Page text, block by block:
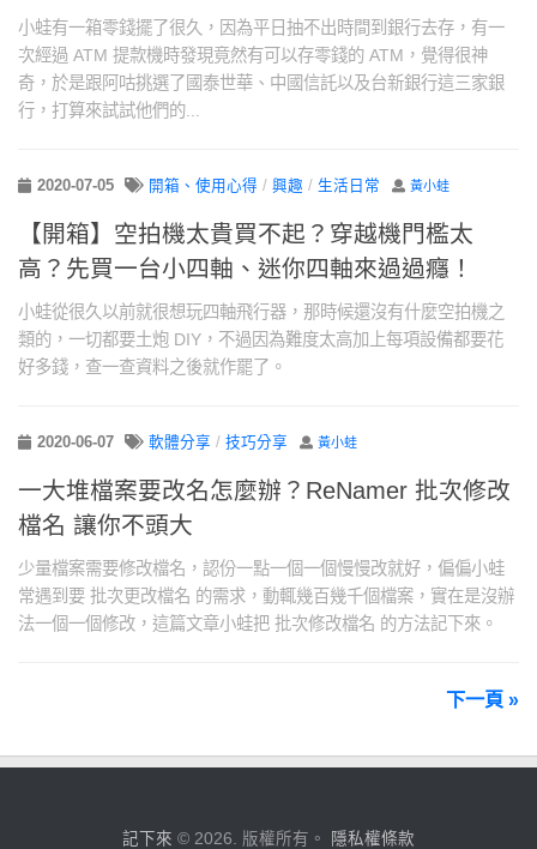
小蛙有一箱零錢擺了很久，因為平日抽不出時間到銀行去存，有一
次經過 ATM 提款機時發現竟然有可以存零錢的 ATM，覺得很神
奇，於是跟阿咕挑選了國泰世華、中國信託以及台新銀行這三家銀
行，打算來試試他們的...
2020-07-05 開箱、使用心得 / 興趣 / 生活日常 黃小蛙
【開箱】空拍機太貴買不起？穿越機門檻太
高？先買一台小四軸、迷你四軸來過過癮！
小蛙從很久以前就很想玩四軸飛行器，那時候還沒有什麼空拍機之
類的，一切都要土炮 DIY，不過因為難度太高加上每項設備都要花
好多錢，查一查資料之後就作罷了。
2020-06-07 軟體分享 / 技巧分享 黃小蛙
一大堆檔案要改名怎麼辦？ReNamer 批次修改
檔名 讓你不頭大
少量檔案需要修改檔名，認份一點一個一個慢慢改就好，偏偏小蛙
常遇到要 批次更改檔名 的需求，動輒幾百幾千個檔案，實在是沒辦
法一個一個修改，這篇文章小蛙把 批次修改檔名 的方法記下來。
下一頁 »
記下來 © 2026. 版權所有。 隱私權條款